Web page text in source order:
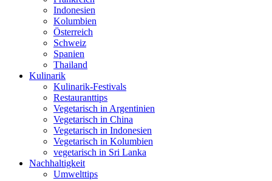
Indonesien
Kolumbien
Österreich
Schweiz
Spanien
Thailand
Kulinarik
Kulinarik-Festivals
Restauranttips
Vegetarisch in Argentinien
Vegetarisch in China
Vegetarisch in Indonesien
Vegetarisch in Kolumbien
vegetarisch in Sri Lanka
Nachhaltigkeit
Umwelttips